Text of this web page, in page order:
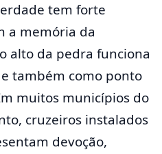
tem forte
a memória da
alto da pedra funciona
também como ponto
muitos municípios do
cruzeiros instalados
devoção,